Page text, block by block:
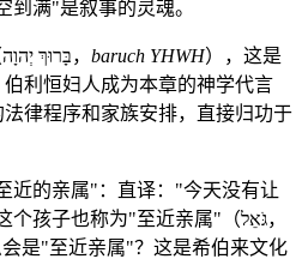
到满"是叙事的灵魂。
"耶和华是应当称颂的。"（בָּרוּךְ יְהוָה， baruch YHWH），这是
利恒妇人成为本章的神学代言
律程序和家族安排，直接归功于
近的亲属"：直译："今天没有让
你缺乏赎业者"。妇人们把这个孩子也称为"至近亲属"（גֹּאֵל，
是"至近亲属"？这是希伯来文化